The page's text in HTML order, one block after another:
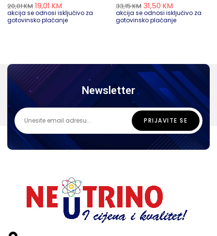
20,01KM 19,01 KM
akcija se odnosi isključivo za
gotovinsko plaćanje
33,15KM 31,50 KM
akcija se odnosi isključivo za
gotovinsko plaćanje
Newsletter